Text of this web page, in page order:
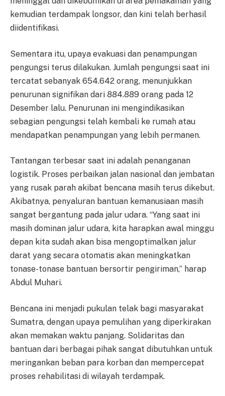
kemudian terdampak longsor, dan kini telah berhasil
diidentifikasi.
Sementara itu, upaya evakuasi dan penampungan
pengungsi terus dilakukan. Jumlah pengungsi saat ini
tercatat sebanyak 654.642 orang, menunjukkan
penurunan signifikan dari 884.889 orang pada 12
Desember lalu. Penurunan ini mengindikasikan
sebagian pengungsi telah kembali ke rumah atau
mendapatkan penampungan yang lebih permanen.
Tantangan terbesar saat ini adalah penanganan
logistik. Proses perbaikan jalan nasional dan jembatan
yang rusak parah akibat bencana masih terus dikebut.
Akibatnya, penyaluran bantuan kemanusiaan masih
sangat bergantung pada jalur udara. “Yang saat ini
masih dominan jalur udara, kita harapkan awal minggu
depan kita sudah akan bisa mengoptimalkan jalur
darat yang secara otomatis akan meningkatkan
tonase-tonase bantuan bersortir pengiriman,” harap
Abdul Muhari.
Bencana ini menjadi pukulan telak bagi masyarakat
Sumatra, dengan upaya pemulihan yang diperkirakan
akan memakan waktu panjang. Solidaritas dan
bantuan dari berbagai pihak sangat dibutuhkan untuk
meringankan beban para korban dan mempercepat
proses rehabilitasi di wilayah terdampak.